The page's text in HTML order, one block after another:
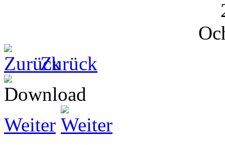
Zurück
Weiter